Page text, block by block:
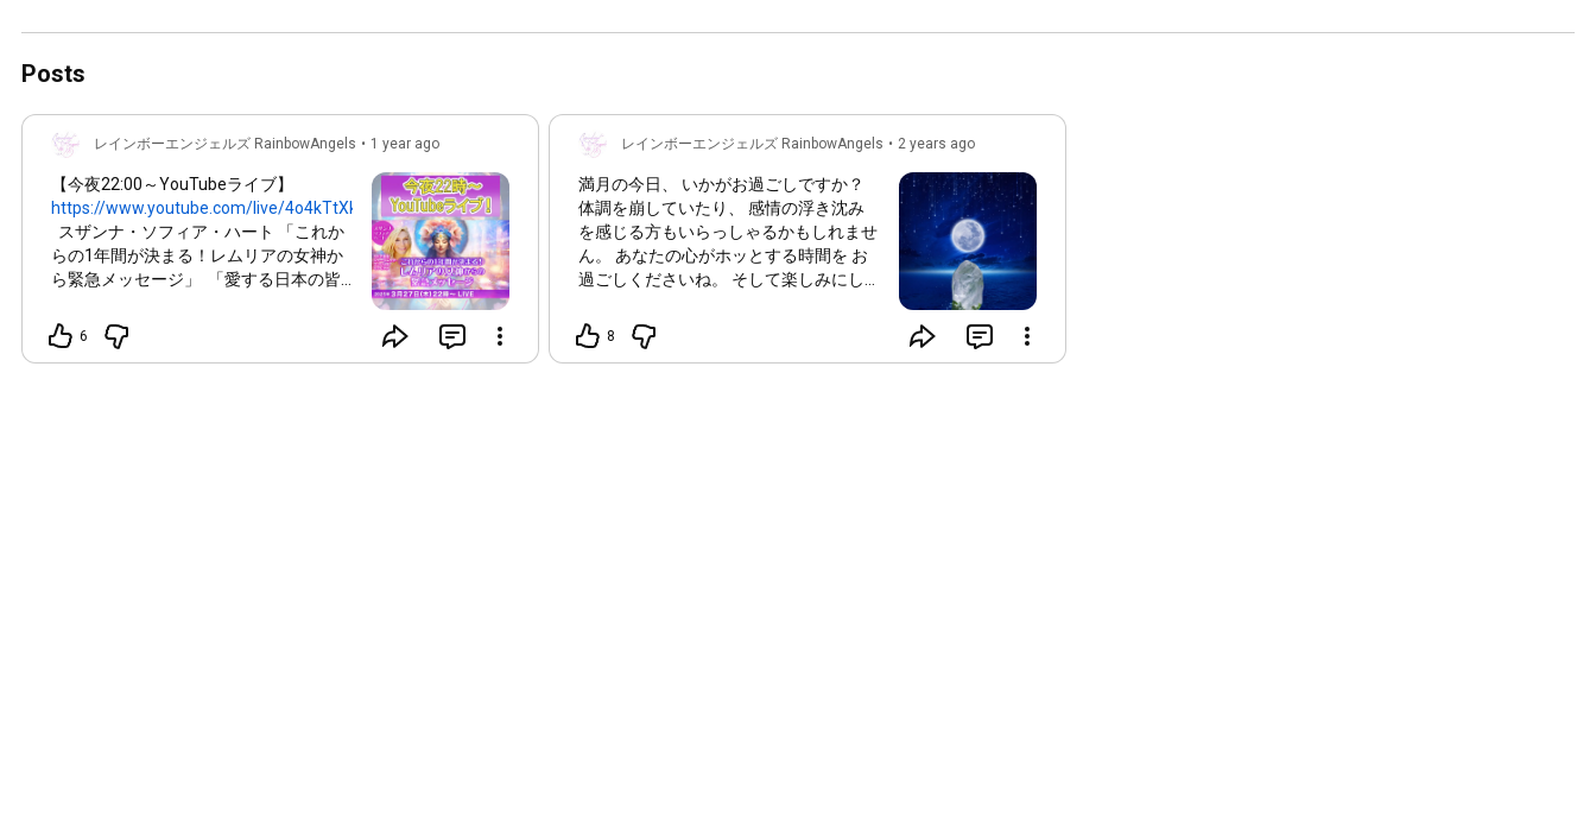
Posts
レインボーエンジェルズ RainbowAngels • 1 year ago
【今夜22:00 ～YouTubeライブ】
https://www.youtube.com/live/4o4kTtXkHzk
スザンナ・ソフィア・ハート 「これか
らの1年間が決まる！レムリアの女神か
ら緊急メッセージ」 「愛する日本の皆
女神たちからのメッセージを 受け取っ
たのでぜひシェアしたいの！」 そんな
6
レインボーエンジェルズ RainbowAngels • 2 years ago
満月の今日、 いかがお過ごしですか？
体調を崩していたり、 感情の浮き沈み
を感じる方もいらっしゃるかもしれませ
ん。 あなたの心がホッとする時間を お
過ごしくださいね。 そして楽しみにし
スタル瞑想ですが、 今日から日曜日ま
でお休みとさせてください。 1月29日
8